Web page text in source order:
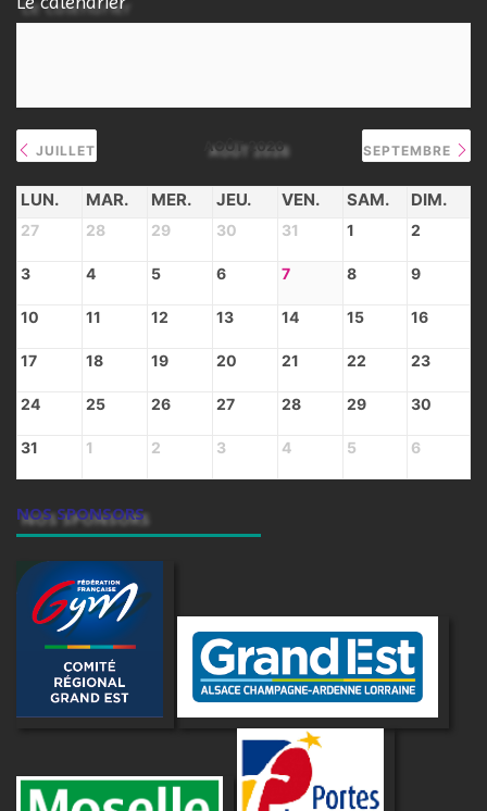
JUILLET AOÛT 2026 SEPTEMBRE
LUN. MAR. MER. JEU. VEN. SAM. DIM.
27 28 29 30 31 1 2
3 4 5 6 7 8 9
10 11 12 13 14 15 16
17 18 19 20 21 22 23
24 25 26 27 28 29 30
31 1 2 3 4 5 6
NOS SPONSORS